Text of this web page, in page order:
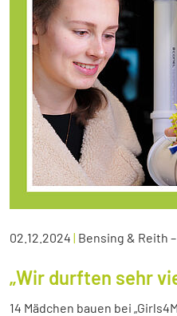
02.12.2024 | Bensing & Reith
„Wir durften sehr
14 Mädchen bauen bei